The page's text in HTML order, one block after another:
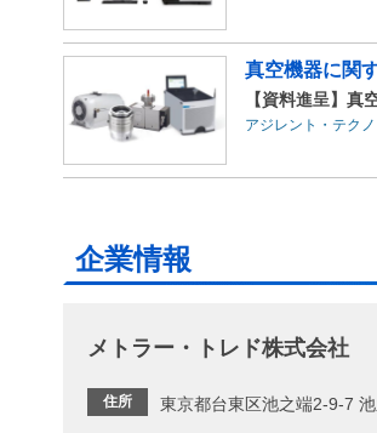
真空機器に関
【資料進呈】真
アジレント・テク
企業情報
メトラー・トレド株式会社
住所 東京都台東区池之端2‐9‐7